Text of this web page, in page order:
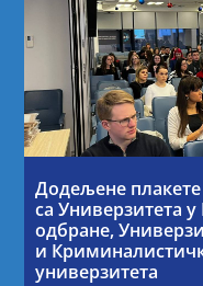
Додељене плакете
са Универзитета
одбране,
и
универзитета